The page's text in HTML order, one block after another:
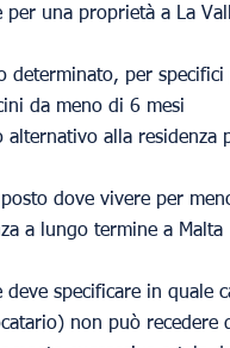
una proprietà a La
determinato, per
da meno di 6 mesi
alternativo alla
dove vivere per
a lungo termine a Malta
specificare in quale
non può